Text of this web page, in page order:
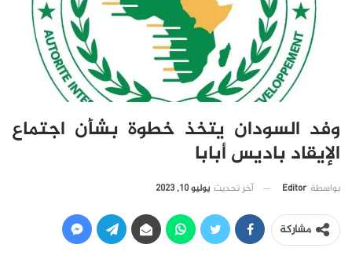
وفد السودان يتخذ خطوة بشأن اجتماع
الإيقاد باديس أبابا
بواسطة Editor آخر تحديث يوليو 10, 2023
مشاركة